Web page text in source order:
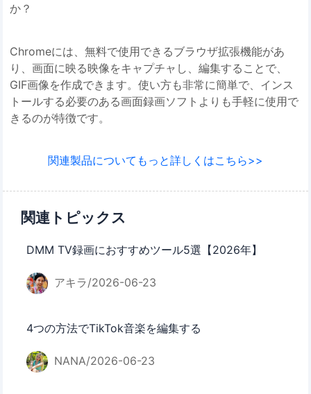
か？
Chromeには、無料で使用できるブラウザ拡張機能があ
り、画面に映る映像をキャプチャし、編集することで、
GIF画像を作成できます。使い方も非常に簡単で、インス
トールする必要のある画面録画ソフトよりも手軽に使用で
きるのが特徴です。
関連製品についてもっと詳しくはこちら>>
関連トピックス
DMM TV録画におすすめツール5選【2026年】
アキラ/2026-06-23
4つの方法でTikTok音楽を編集する
NANA/2026-06-23